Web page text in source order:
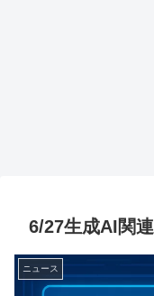
6/27生成AI関
ニュース